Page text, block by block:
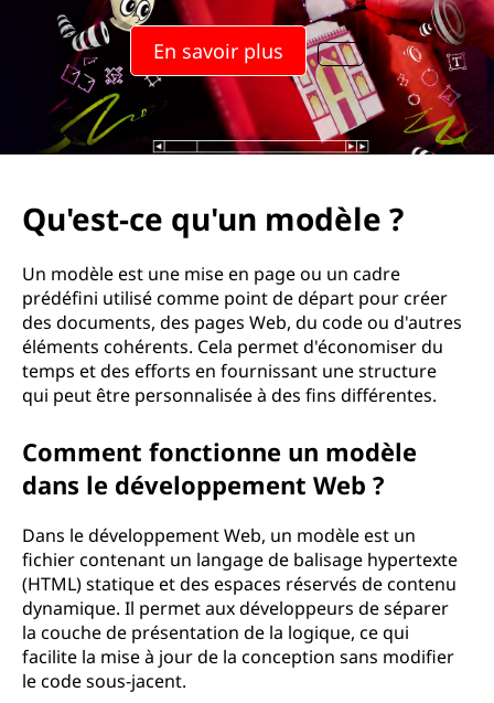
En savoir plus
Qu'est-ce qu'un modèle ?
Un modèle est une mise en page ou un cadre
prédéfini utilisé comme point de départ pour créer
des documents, des pages Web, du code ou d'autres
éléments cohérents. Cela permet d'économiser du
temps et des efforts en fournissant une structure
qui peut être personnalisée à des fins différentes.
Comment fonctionne un modèle
dans le développement Web ?
Dans le développement Web, un modèle est un
fichier contenant un langage de balisage hypertexte
(HTML) statique et des espaces réservés de contenu
dynamique. Il permet aux développeurs de séparer
la couche de présentation de la logique, ce qui
facilite la mise à jour de la conception sans modifier
le code sous-jacent.